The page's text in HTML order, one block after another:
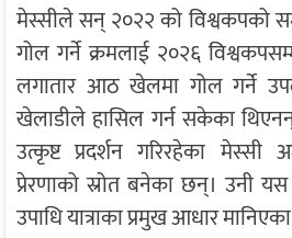
मेस्सीले सन् २०२२ को विश्वकपको
गोल गर्ने क्रमलाई २०२६
लगातार आठ खेलमा गोल गर्ने
खेलाडीले हासिल गर्न सकेका
उत्कृष्ट प्रदर्शन गरिरहेका मेस्सी
प्रेरणाको स्रोत बनेका छन्। उनी
उपाधि यात्राका प्रमुख आधार